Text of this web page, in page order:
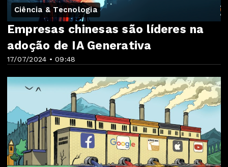
Ciência & Tecnologia
17/07/2024 • 09:48
Empresas chinesas são líderes na
adoção de IA Generativa